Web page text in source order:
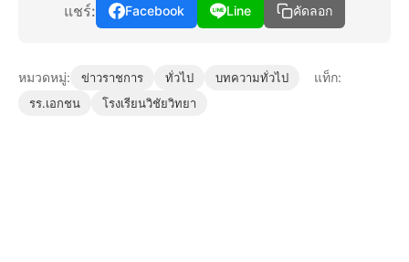
แชร์: Facebook Line คัดลอก
หมวดหมู่: ข่าวราชการ ทั่วไป บทความทั่วไป แท็ก:
รร.เอกชน โรงเรียนวิชัยวิทยา